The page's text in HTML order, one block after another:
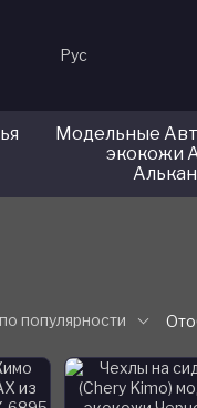
Рус
Модельные
экокожи
по популярности